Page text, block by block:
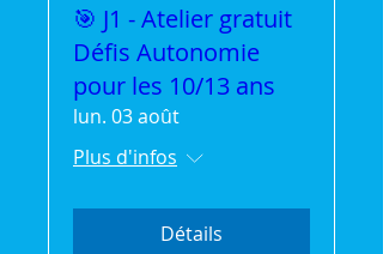
🎯 J1 - Atelier gratuit
Défis Autonomie
pour les 10/13 ans
lun. 03 août
Plus d'infos
Détails